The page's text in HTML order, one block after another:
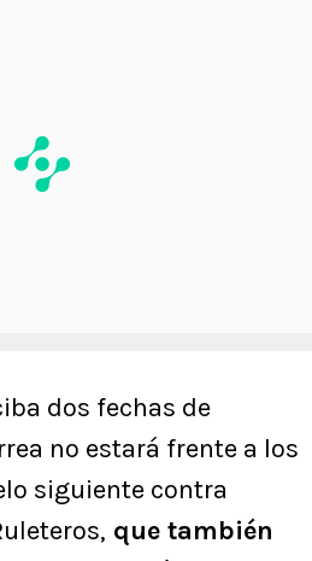
dos fechas de
no estará frente a los
siguiente contra
que también